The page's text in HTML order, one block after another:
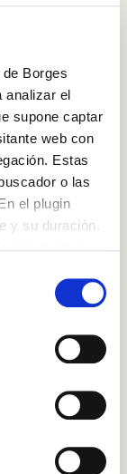
Borges
analizar el
supone captar
web con
Estas
o las
el plugin
y su duración.
el navegador.
navegar en
que aún
Google
a cukrové